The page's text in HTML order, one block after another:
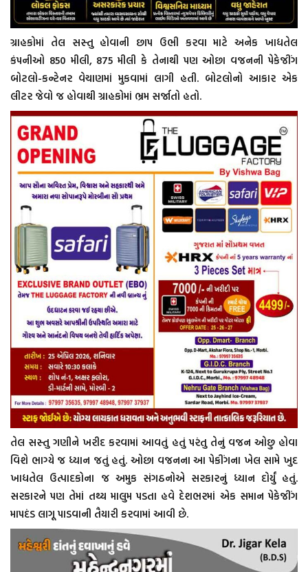
ગ્રાહકોમાં તેલ સસ્તુ હોવાની છાપ ઉભી કરવા માટે અનેક ખાદ્યતેલ
કંપનીઓ 850 મીલી, 875 મીલી કે તેનાથી પણ ઓછા વજનની પેકેજીંગ
બોટલો-કન્ટેનર વેચાણમાં મુકવામાં લાગી હતી. બોટલોનો આકાર એક
લીટર જેવો જ હોવાથી ગ્રાહકોમાં ભ્રમ સર્જાતો હતો.
તેલ સસ્તુ ગણીને ખરીદ કરવામાં આવતું હતું પરંતુ તેનું વજન ઓછુ હોવા
વિશે ભાગ્યે જ ધ્યાન જતું હતું. ઓછા વજનના આ પેકીંગના ખેલ સામે ખુદ
ખાદ્યતેલ ઉત્પાદકોના જ અમુક સંગઠનોએ સરકારનું ધ્યાન દોર્યું હતું.
સરકારને પણ તેમાં તથ્ય માલુમ પડતા હવે દેશભરમાં એક સમાન પેકેજીંગ
માપદંડ લાગૂ પાડવાની તૈયારી કરવામાં આવી છે.